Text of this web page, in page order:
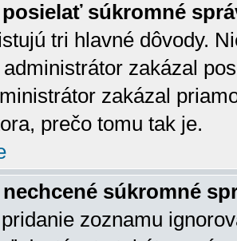
posielať súkromné
tri hlavné dôvody.
zakázal
zakázal
prečo tomu tak je.
súkromné
zoznamu